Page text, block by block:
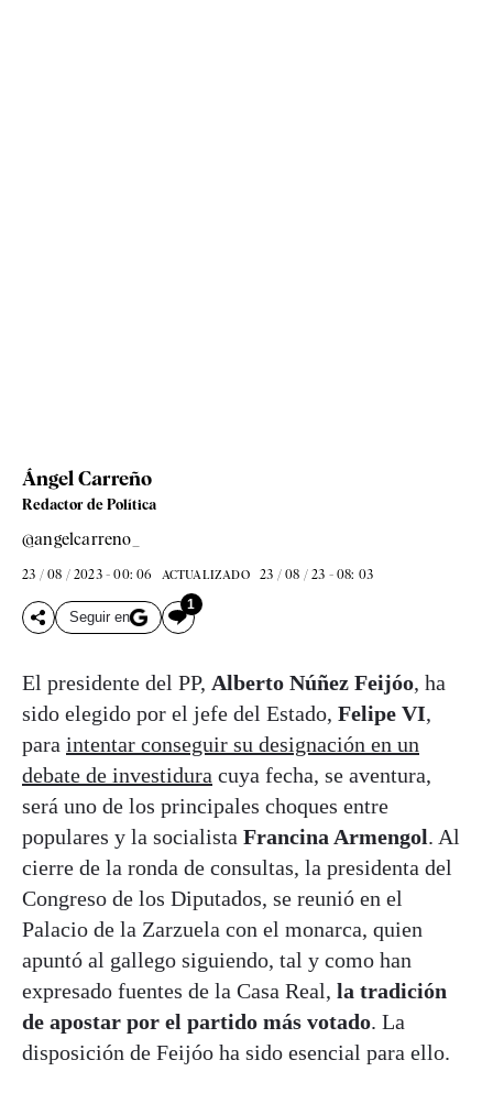
Ángel Carreño
Redactor de Política
@angelcarreno_
23 / 08 / 2023 - 00: 06 ACTUALIZADO 23 / 08 / 23 - 08: 03
Seguir en
1
El presidente del PP, Alberto Núñez Feijóo, ha
sido elegido por el jefe del Estado, Felipe VI,
para intentar conseguir su designación en un
debate de investidura cuya fecha, se aventura,
será uno de los principales choques entre
populares y la socialista Francina Armengol. Al
cierre de la ronda de consultas, la presidenta del
Congreso de los Diputados, se reunió en el
Palacio de la Zarzuela con el monarca, quien
apuntó al gallego siguiendo, tal y como han
expresado fuentes de la Casa Real, la tradición
de apostar por el partido más votado. La
disposición de Feijóo ha sido esencial para ello.